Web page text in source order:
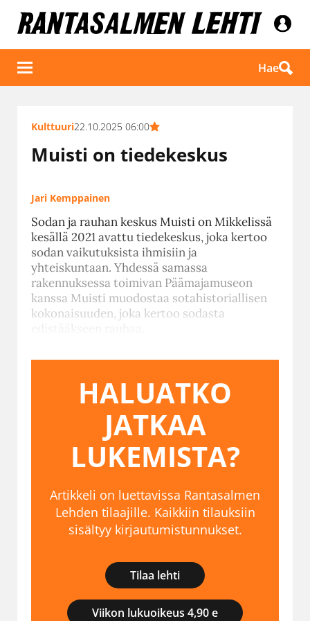
Hae
Kulttuuri22.10.2025 06:00
Muisti on tiedekeskus
Jari Kemppainen
Sodan ja rauhan keskus Muisti on Mikkelissä
kesällä 2021 avattu tiedekeskus, joka kertoo
sodan vaikutuksista ihmisiin ja
yhteiskuntaan. Yhdessä samassa
rakennuksessa toimivan Päämajamuseon
kanssa Muisti muodostaa sotahistoriallisen
kokonaisuuden, joka kertoo sodasta
edistääkseen rauhaa.
HALUATKO
JATKAA
LUKEMISTA?
Artikkeli on luettavissa Rantasalmen
Lehden tilaajille. Kaikkiin tilauksiin
sisältyy kirjautumistunnukset.
Tilaa lehti
Viikon lukuoikeus 4,90 e